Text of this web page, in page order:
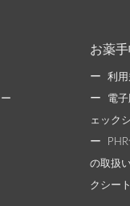
お薬
利用
電
ェック
の取扱
クシー